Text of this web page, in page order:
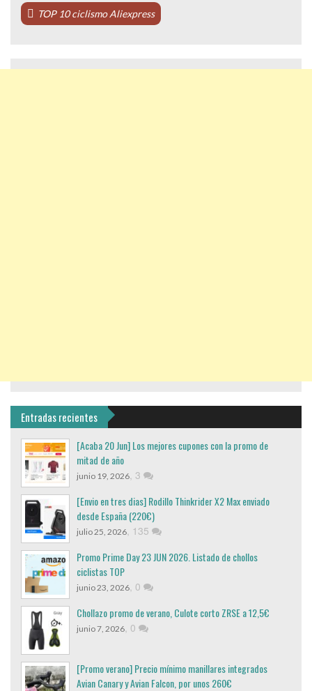
TOP 10 ciclismo Aliexpress
Entradas recientes
[Acaba 20 Jun] Los mejores cupones con la promo de
mitad de año
junio 19, 2026, 3
[Envio en tres dias] Rodillo Thinkrider X2 Max enviado
desde España (220€)
julio 25, 2026, 135
Promo Prime Day 23 JUN 2026. Listado de chollos
ciclistas TOP
junio 23, 2026, 0
Chollazo promo de verano, Culote corto ZRSE a 12,5€
junio 7, 2026, 0
[Promo verano] Precio mínimo manillares integrados
Avian Canary y Avian Falcon, por unos 260€